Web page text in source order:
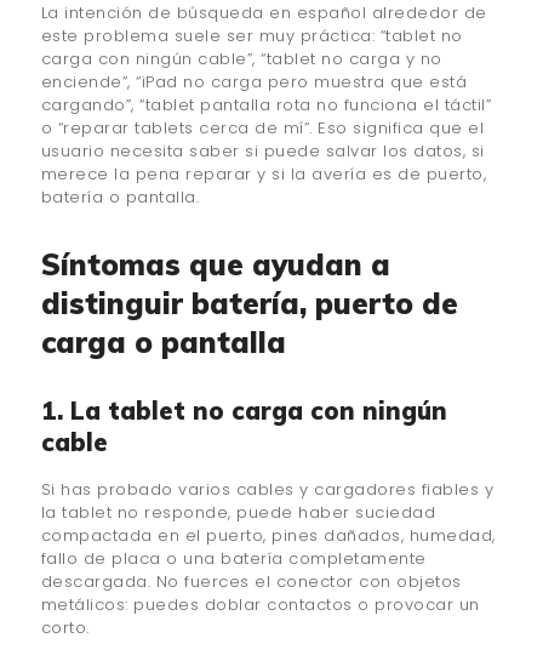
La intención de búsqueda en español alrededor de
este problema suele ser muy práctica: “tablet no
carga con ningún cable”, “tablet no carga y no
enciende”, “iPad no carga pero muestra que está
cargando”, “tablet pantalla rota no funciona el táctil”
o “reparar tablets cerca de mí”. Eso significa que el
usuario necesita saber si puede salvar los datos, si
merece la pena reparar y si la avería es de puerto,
batería o pantalla.
Síntomas que ayudan a
distinguir batería, puerto de
carga o pantalla
1. La tablet no carga con ningún
cable
Si has probado varios cables y cargadores fiables y
la tablet no responde, puede haber suciedad
compactada en el puerto, pines dañados, humedad,
fallo de placa o una batería completamente
descargada. No fuerces el conector con objetos
metálicos: puedes doblar contactos o provocar un
corto.